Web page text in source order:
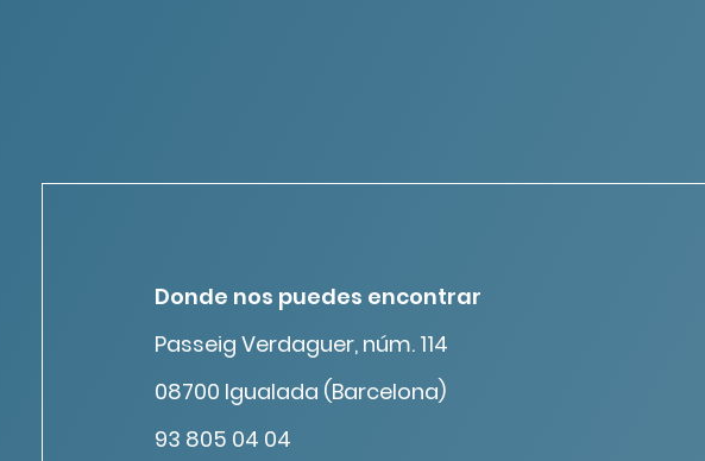
Donde nos puedes encontrar
Passeig Verdaguer, núm. 114
08700 Igualada (Barcelona)
93 805 04 04